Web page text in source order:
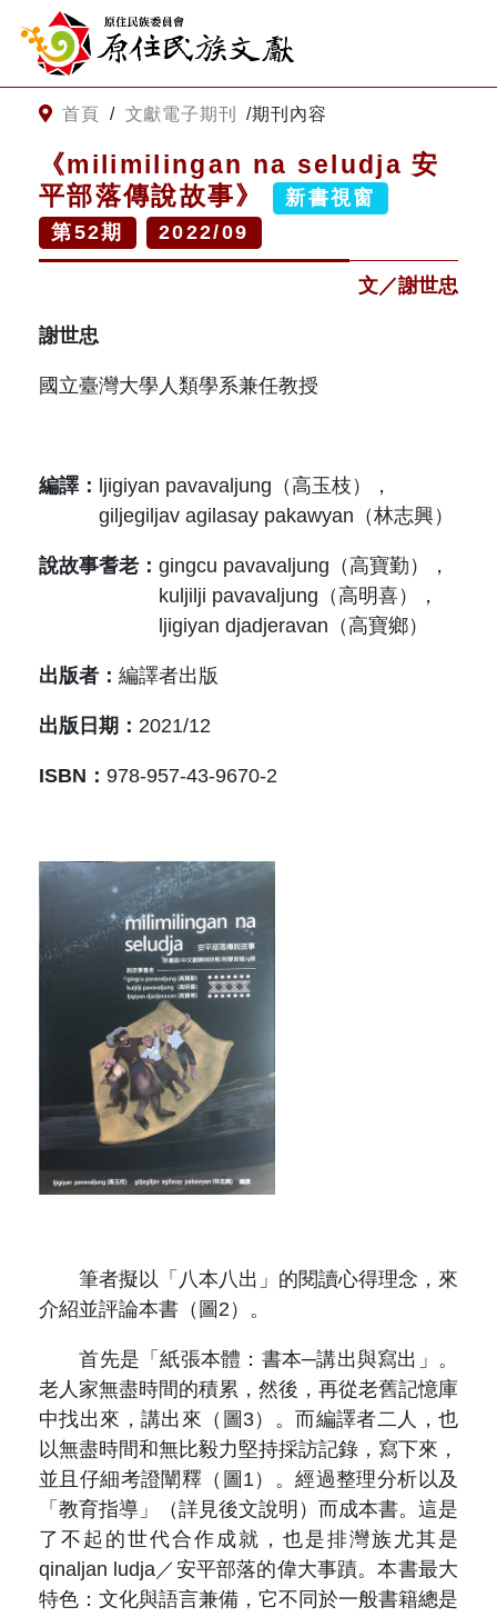
跳到主要內容
網站導覽
客服諮詢
關
請
字
原住民族文獻會設置要點
委員介紹
歷次會議記錄
網站訊息
徵稿訊息
出版品專區
本會出版品列表
與國史館共同出版品介紹
文獻電子期刊
訂閱電子報
期刊查詢
首頁 / 文獻電子期刊 /期刊內容
《milimilingan na seludja 安
平部落傳說故事》 新書視窗
第52期 2022/09
文／謝世忠
謝世忠
國立臺灣大學人類學系兼任教授
編譯： ljigiyan pavavaljung（高玉枝），
giljegiljav agilasay pakawyan（林志興）
說故事耆老： gingcu pavavaljung（高寶勤），
kuljilji pavavaljung（高明喜），
ljigiyan djadjeravan（高寶鄉）
出版者： 編譯者出版
出版日期： 2021/12
ISBN： 978-957-43-9670-2
筆者擬以「八本八出」的閱讀心得理念，來
介紹並評論本書（圖2）。
首先是「紙張本體：書本─講出與寫出」。
老人家無盡時間的積累，然後，再從老舊記憶庫
中找出來，講出來（圖3）。而編譯者二人，也
以無盡時間和無比毅力堅持採訪記錄，寫下來，
並且仔細考證闡釋（圖1）。經過整理分析以及
「教育指導」（詳見後文說明）而成本書。這是
了不起的世代合作成就，也是排灣族尤其是
qinaljan ludja／安平部落的偉大事蹟。本書最大
特色：文化與語言兼備，它不同於一般書籍總是